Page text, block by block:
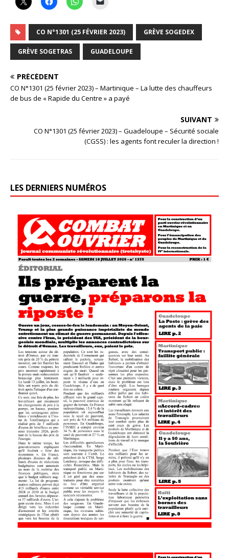
CO N°1301 (25 FÉVRIER 2023) GRÈVE SOGEDEX
GRÈVE SOGETRAS GUADELOUPE
PRÉCÉDENT
CO N°1301 (25 février 2023) – Martinique – La lutte des chauffeurs
de bus de « Rapide du Centre » a payé
SUIVANT
CO N°1301 (25 février 2023) – Guadeloupe – Sécurité sociale
(CGSS) : les agents font reculer la direction !
LES DERNIERS NUMÉROS